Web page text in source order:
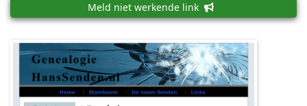
Meld niet werkende link